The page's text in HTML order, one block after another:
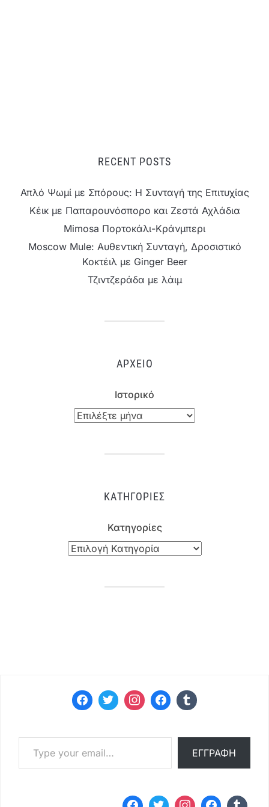
RECENT POSTS
Απλό Ψωμί με Σπόρους: Η Συνταγή της Επιτυχίας
Κέικ με Παπαρουνόσπορο και Ζεστά Αχλάδια
Mimosa Πορτοκάλι-Κράνμπερι
Moscow Mule: Αυθεντική Συνταγή, Δροσιστικό
Κοκτέιλ με Ginger Beer
Τζιντζεράδα με λάιμ
ΑΡΧΕΊΟ
Ιστορικό
ΚΑΤΗΓΟΡΊΕΣ
Κατηγορίες
Type your email…
ΕΓΓΡΑΦΉ